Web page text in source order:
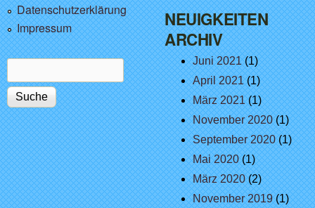
Datenschutzerklärung
Impressum
Suchformular
NEUIGKEITEN
ARCHIV
Juni 2021(1)
April 2021(1)
März 2021(1)
November 2020(1)
September 2020(1)
Mai 2020(1)
März 2020(2)
November 2019(1)